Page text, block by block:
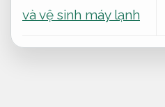
và vệ sinh máy lạnh